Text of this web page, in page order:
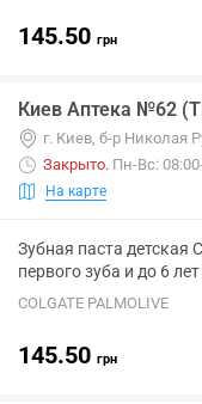
145.50 грн
Киев Аптека №62
г. Киев, б-р Николая
Закрыто. Пн-Вс:
На карте
Зубная паста детская
первого зуба и до 6
COLGATE PALMOLIVE
145.50 грн